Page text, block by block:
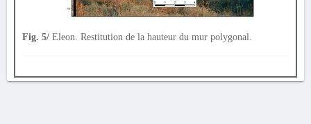
Fig. 5/ Eleon. Restitution de la hauteur du mur polygonal.